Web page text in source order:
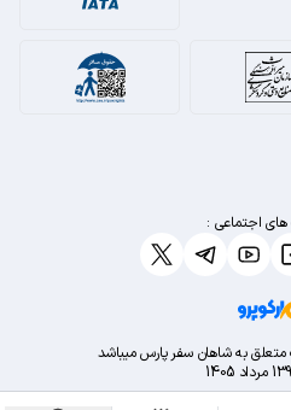
های اجتماعی :
به شاهان سفر پارس میباشد